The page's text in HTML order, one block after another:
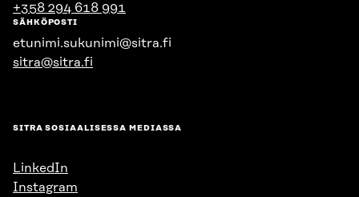
+358 294 618 991
SÄHKÖPOSTI
etunimi.sukunimi@sitra.fi
sitra@sitra.fi
SITRA SOSIAALISESSA MEDIASSA
LinkedIn
Instagram